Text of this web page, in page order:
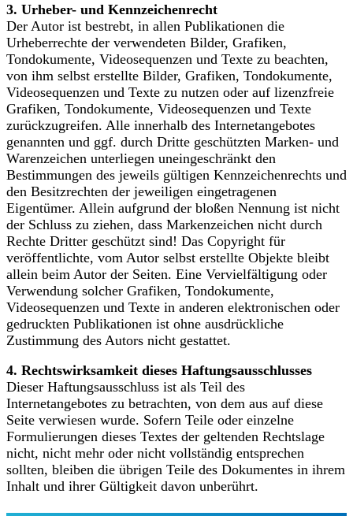
3. Urheber- und Kennzeichenrecht
Der Autor ist bestrebt, in allen Publikationen die
Urheberrechte der verwendeten Bilder, Grafiken,
Tondokumente, Videosequenzen und Texte zu beachten,
von ihm selbst erstellte Bilder, Grafiken, Tondokumente,
Videosequenzen und Texte zu nutzen oder auf lizenzfreie
Grafiken, Tondokumente, Videosequenzen und Texte
zurückzugreifen. Alle innerhalb des Internetangebotes
genannten und ggf. durch Dritte geschützten Marken- und
Warenzeichen unterliegen uneingeschränkt den
Bestimmungen des jeweils gültigen Kennzeichenrechts und
den Besitzrechten der jeweiligen eingetragenen
Eigentümer. Allein aufgrund der bloßen Nennung ist nicht
der Schluss zu ziehen, dass Markenzeichen nicht durch
Rechte Dritter geschützt sind! Das Copyright für
veröffentlichte, vom Autor selbst erstellte Objekte bleibt
allein beim Autor der Seiten. Eine Vervielfältigung oder
Verwendung solcher Grafiken, Tondokumente,
Videosequenzen und Texte in anderen elektronischen oder
gedruckten Publikationen ist ohne ausdrückliche
Zustimmung des Autors nicht gestattet.
4. Rechtswirksamkeit dieses Haftungsausschlusses
Dieser Haftungsausschluss ist als Teil des
Internetangebotes zu betrachten, von dem aus auf diese
Seite verwiesen wurde. Sofern Teile oder einzelne
Formulierungen dieses Textes der geltenden Rechtslage
nicht, nicht mehr oder nicht vollständig entsprechen
sollten, bleiben die übrigen Teile des Dokumentes in ihrem
Inhalt und ihrer Gültigkeit davon unberührt.